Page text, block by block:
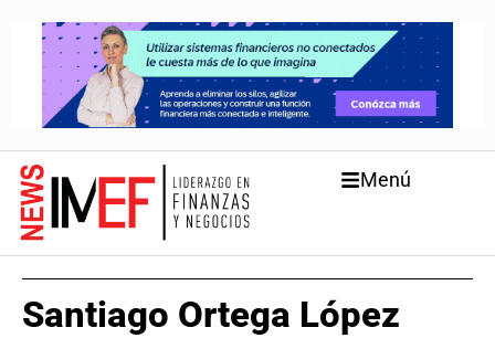
Menú
Santiago Ortega López